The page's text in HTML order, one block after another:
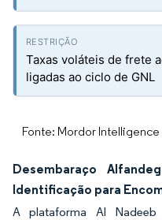
Taxas voláteis de frete
ligadas ao ciclo de GNL
Fonte: Mordor Intelligence
Desembaraço
Identificação para
A plataforma Al